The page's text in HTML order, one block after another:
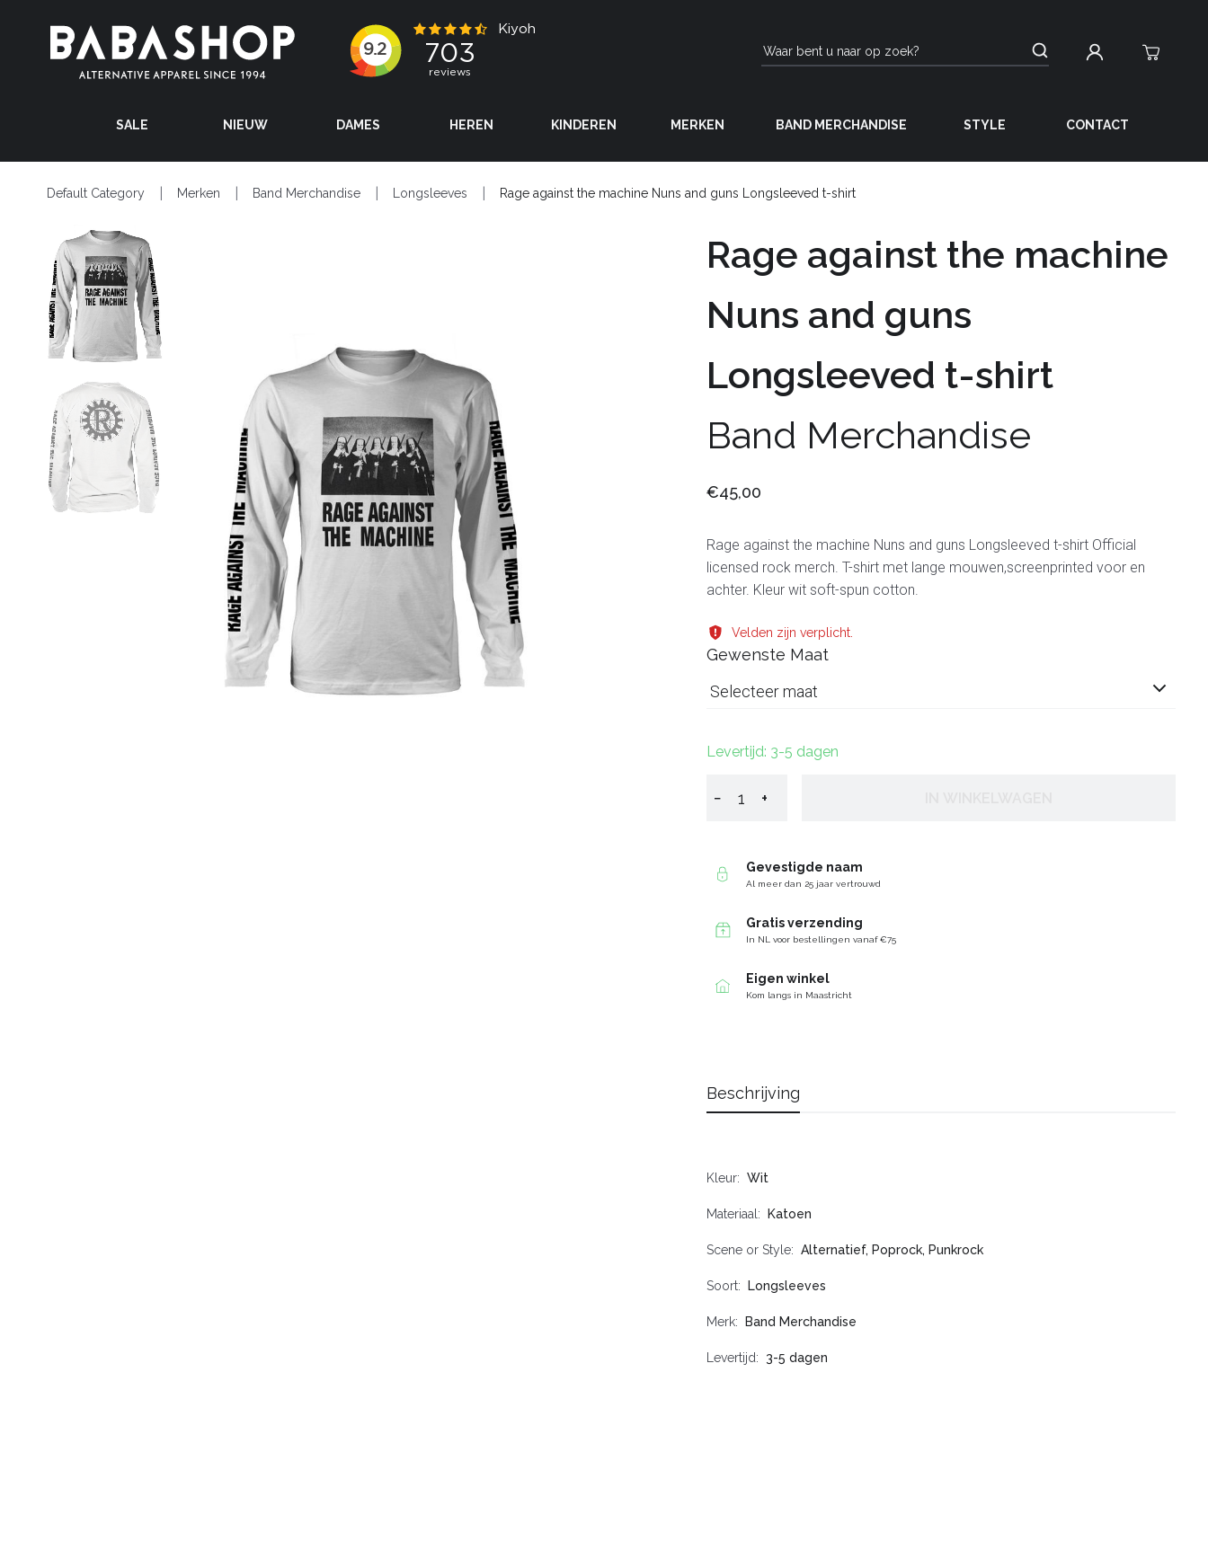
SALE NIEUW DAMES HEREN KINDEREN MERKEN BAND MERCHANDISE STYLE CONTACT
Default Category Merken Band Merchandise Longsleeves Rage against the machine Nuns and guns Longsleeved t-shirt
Rage against the machine
Nuns and guns
Longsleeved t-shirt
Band Merchandise
€45,00
Rage against the machine Nuns and guns Longsleeved t-shirt Official
licensed rock merch. T-shirt met lange mouwen,screenprinted voor en
achter. Kleur wit soft-spun cotton.
Velden zijn verplicht.
Gewenste Maat
Selecteer maat
Levertijd: 3-5 dagen
− +
Gevestigde naam
Al meer dan 25 jaar vertrouwd
Gratis verzending
In NL voor bestellingen vanaf €75
Eigen winkel
Kom langs in Maastricht
Beschrijving
Kleur Wit
Materiaal Katoen
Scene or Style Alternatief, Poprock, Punkrock
Soort Longsleeves
Merk Band Merchandise
Levertijd 3-5 dagen